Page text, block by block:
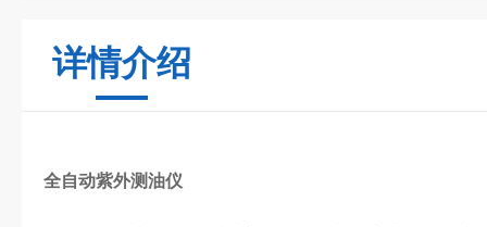
详情介绍
全自动紫外测油仪